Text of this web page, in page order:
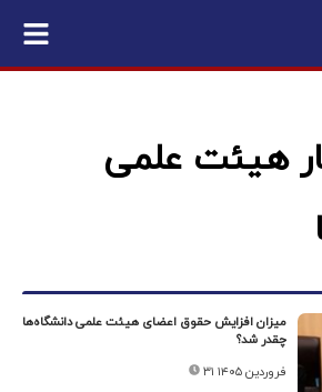
هیئت علمی
میزان افزایش حقوق اعضای هیئت علمی دانشگاه‌ها
چقدر شد؟
۳۱ فروردین ۱۴۰۵